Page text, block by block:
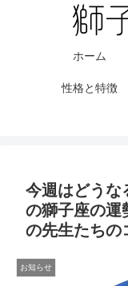
ホーム
性格と特徴
今週はどうな
の獅子座の運
の先生たちの
お知らせ